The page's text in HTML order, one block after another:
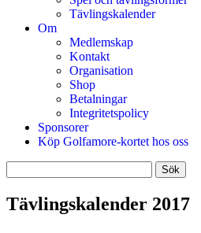
Tävlingskalender
Om
Medlemskap
Kontakt
Organisation
Shop
Betalningar
Integritetspolicy
Sponsorer
Köp Golfamore-kortet hos oss
efter:
Tävlingskalender 2017